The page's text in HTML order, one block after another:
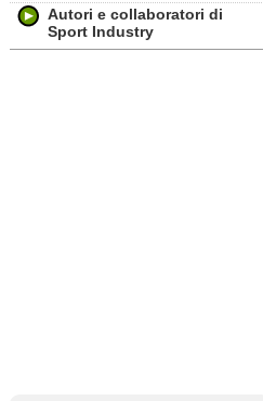
Autori e collaboratori di
Sport Industry